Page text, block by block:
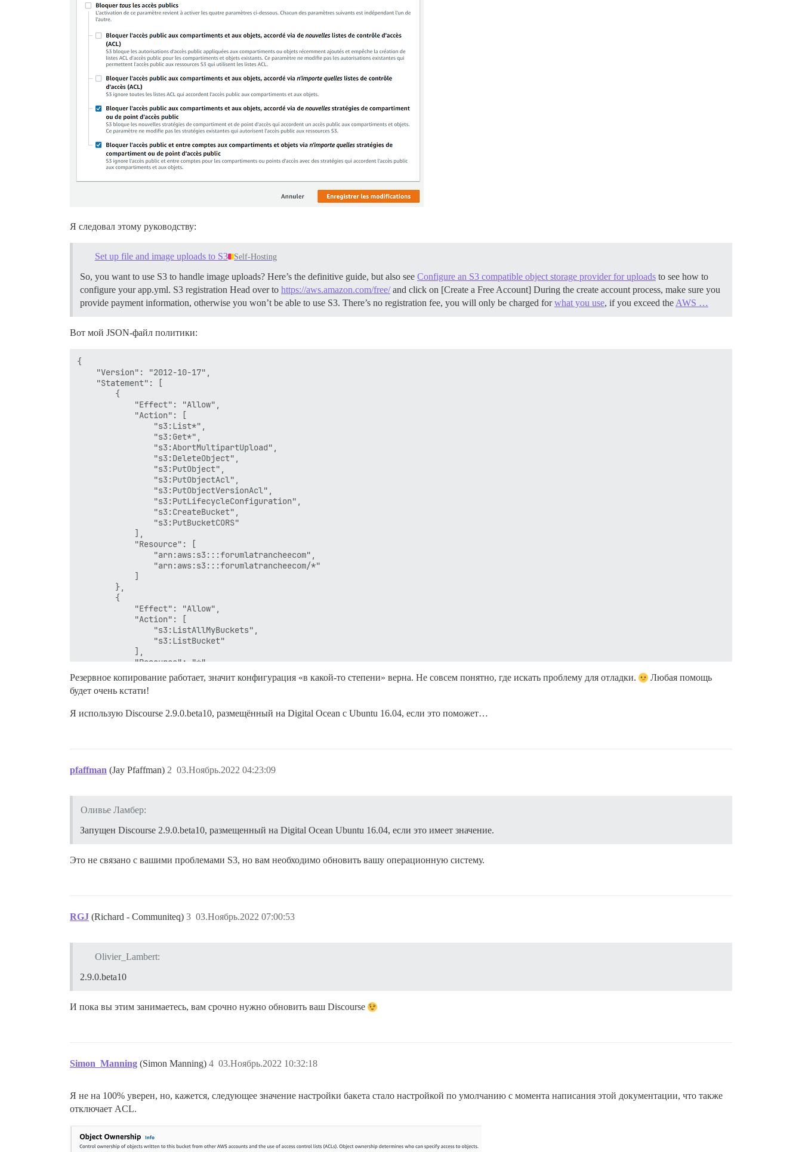
Я следовал этому руководству:
Set up file and image uploads to S3 Self-Hosting
So, you want to use S3 to handle image uploads? Here’s the definitive guide, but also see Configure an S3 compatible object storage provider for uploads to see how to
configure your app.yml. S3 registration Head over to https://aws.amazon.com/free/and click on [Create a Free Account] During the create account process, make sure you
provide payment information, otherwise you won’t be able to use S3. There’s no registration fee, you will only be charged forwhat you use, if you exceed the AWS …
Вот мой JSON-файл политики:
{
    "Version": "2012-10-17",
    "Statement": [
        {
            "Effect": "Allow",
            "Action": [
                "s3:List*",
                "s3:Get*",
                "s3:AbortMultipartUpload",
                "s3:DeleteObject",
                "s3:PutObject",
                "s3:PutObjectAcl",
                "s3:PutObjectVersionAcl",
                "s3:PutLifecycleConfiguration",
                "s3:CreateBucket",
                "s3:PutBucketCORS"
            ],
            "Resource": [
                "arn:aws:s3:::forumlatrancheecom",
                "arn:aws:s3:::forumlatrancheecom/*"
            ]
        },
        {
            "Effect": "Allow",
            "Action": [
                "s3:ListAllMyBuckets",
                "s3:ListBucket"
            ],
            "Resource": "*"
    ]
Резервное копирование работает, значит конфигурация «в какой-то степени» верна. Не совсем понятно, где искать проблему для отладки.
Любая помощь
будет очень кстати!
Я использую Discourse 2.9.0.beta10, размещённый на Digital Ocean с Ubuntu 16.04, если это поможет…
pfaffman (Jay Pfaffman) 03.Ноябрь.2022 04:23:09
2
Оливье Ламбер:
Запущен Discourse 2.9.0.beta10, размещенный на Digital Ocean Ubuntu 16.04, если это имеет значение.
Это не связано с вашими проблемами S3, но вам необходимо обновить вашу операционную систему.
RGJ (Richard - Communiteq) 03.Ноябрь.2022 07:00:53
3
Olivier_Lambert:
2.9.0.beta10
И пока вы этим занимаетесь, вам срочно нужно обновить ваш Discourse
Simon_Manning (Simon Manning) 03.Ноябрь.2022 10:32:18
4
Я не на 100% уверен, но, кажется, следующее значение настройки бакета стало настройкой по умолчанию с момента написания этой документации, что также
отключает ACL.